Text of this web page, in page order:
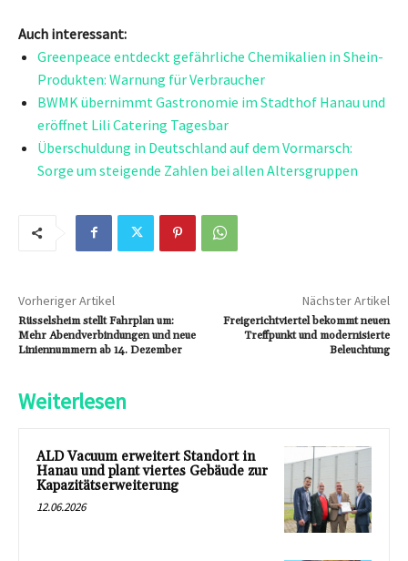
Auch interessant:
Greenpeace entdeckt gefährliche Chemikalien in Shein-
Produkten: Warnung für Verbraucher
BWMK übernimmt Gastronomie im Stadthof Hanau und
eröffnet Lili Catering Tagesbar
Überschuldung in Deutschland auf dem Vormarsch:
Sorge um steigende Zahlen bei allen Altersgruppen
Vorheriger Artikel
Rüsselsheim stellt Fahrplan um:
Mehr Abendverbindungen und neue
Liniennummern ab 14. Dezember
Nächster Artikel
Freigerichtviertel bekommt neuen
Treffpunkt und modernisierte
Beleuchtung
Weiterlesen
ALD Vacuum erweitert Standort in
Hanau und plant viertes Gebäude zur
Kapazitätserweiterung
12.06.2026